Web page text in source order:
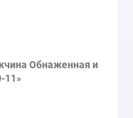
Обнаженная и
11»